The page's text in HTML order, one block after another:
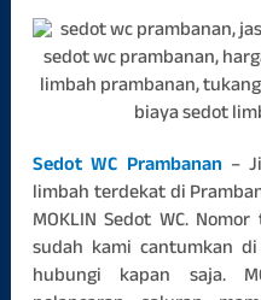
Sedot WC Prambanan –
limbah terdekat di
MOKLIN Sedot WC.
sudah kami cantumkan
hubungi kapan saja.